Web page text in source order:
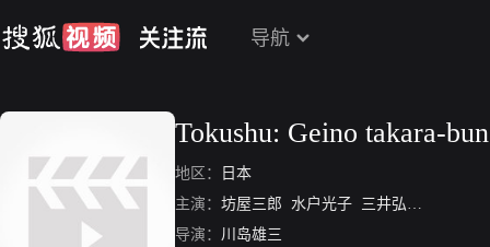
导航
Tokushu: Geino takara-
地区：
日本
主演： 坊屋三郎 水户光子 三井弘次
导演： 川岛雄三